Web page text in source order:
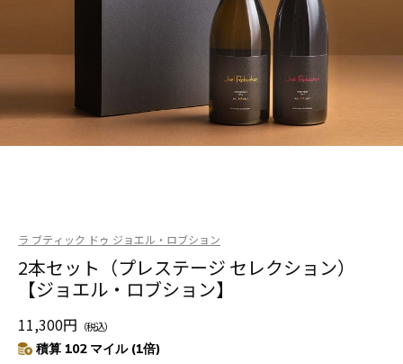
ラ ブティック ドゥ ジョエル・ロブション
2本セット（プレステージ セレクション）
【ジョエル・ロブション】
11,300円 （税込）
積算 102 マイル (1倍)